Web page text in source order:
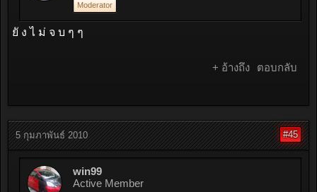
Moderator
ยั ง ไ ม่ จ บ ๆ ๆ
+ อ้างถึง ตอบกลับ
5 กุมภาพันธ์ 2010 #45
win99
Active Member